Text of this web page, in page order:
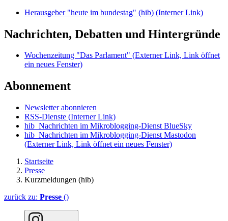
Herausgeber "heute im bundestag" (hib) (Interner Link)
Nachrichten, Debatten und Hintergründe
Wochenzeitung "Das Parlament" (Externer Link, Link öffnet
ein neues Fenster)
Abonnement
Newsletter abonnieren
RSS-Dienste (Interner Link)
hib_Nachrichten im Mikroblogging-Dienst BlueSky
hib_Nachrichten im Mikroblogging-Dienst Mastodon
(Externer Link, Link öffnet ein neues Fenster)
Startseite
Presse
Kurzmeldungen (hib)
zurück zu: Presse ()